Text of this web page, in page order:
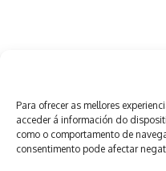
Para ofrecer as mellores
acceder á información do
como o comportamento de
consentimento pode afectar